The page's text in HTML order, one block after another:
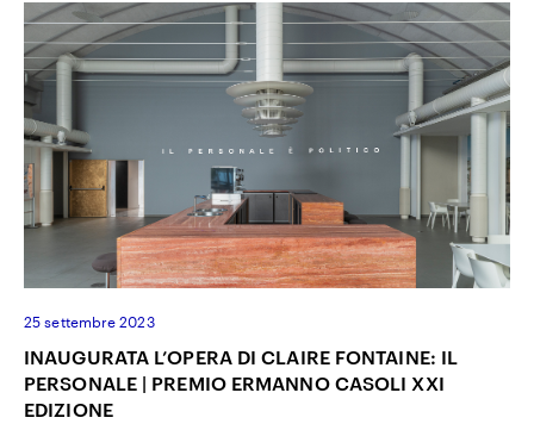
25 settembre 2023
INAUGURATA L’OPERA DI CLAIRE FONTAINE: IL
PERSONALE | PREMIO ERMANNO CASOLI XXI
EDIZIONE